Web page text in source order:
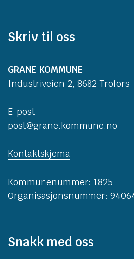
Skriv til oss
GRANE KOMMUNE
Industriveien 2, 8682 Trofors
E-post
post@grane.kommune.no
Kontaktskjema
Kommunenummer: 1825
Organisasjonsnummer:
Snakk med oss